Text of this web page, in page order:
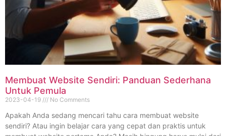
Membuat Website Sendiri: Panduan Sederhana
Untuk Pemula
2023-04-19 No Comments
Apakah Anda sedang mencari tahu cara membuat website
sendiri? Atau ingin belajar cara yang cepat dan praktis untuk